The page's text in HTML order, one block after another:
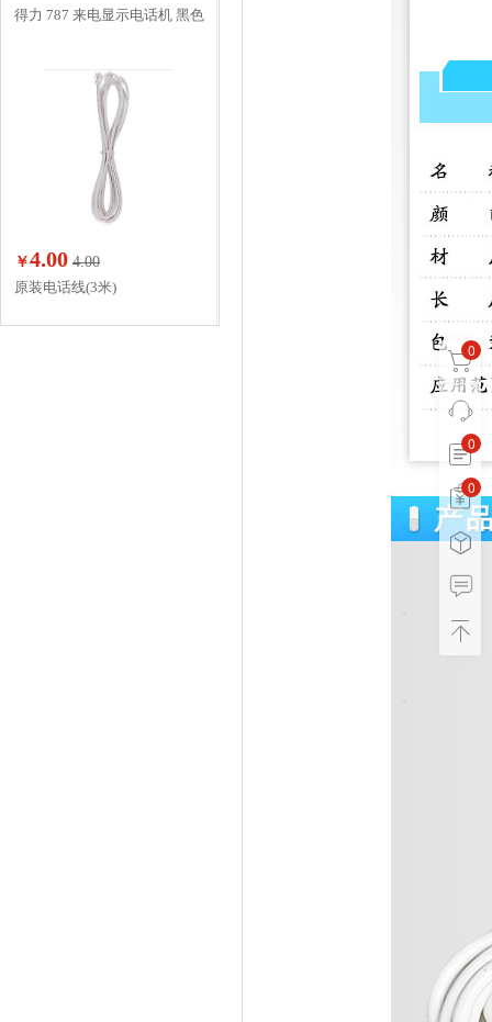
0
0
0 0
得力 787 来电显示电话机 黑色
￥4.00 4.00
原装电话线(3米)